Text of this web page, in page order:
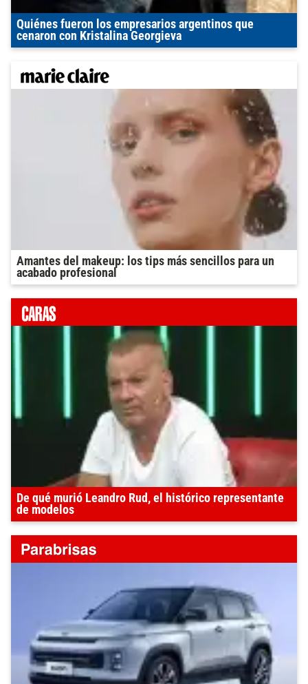
Quiénes fueron los empresarios argentinos que
cenaron con Kristalina Georgieva
Amantes del makeup: los tips más sencillos para un
acabado profesional
De qué murió Leandro Rud, el histórico representante
de modelos